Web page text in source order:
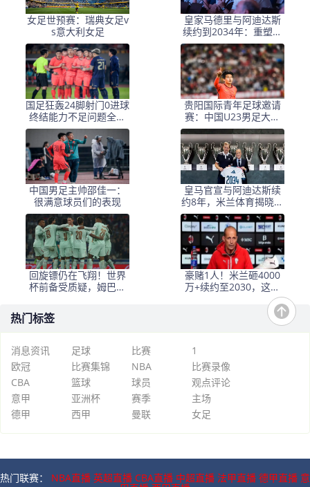
女足世预赛：瑞典女足v
s意大利女足
皇家马德里与阿迪达斯
续约到2034年：重塑俱
乐部商业与文化命运的
八年合同
国足狂轰24脚射门0进球
终结能力不足问题全面
爆发
贵阳国际青年足球邀请
赛：中国U23男足大胜
塔吉克斯坦U23男足
中国男足主帅邵佳一：
很满意球员们的表现
皇马官宣与阿迪达斯续
约8年，米兰体育揭晓合
作延续至2034年
回旋镖仍在飞翔！世界
杯前备受质疑，姆巴佩
豪赌1人！米兰砸4000
万+续约至2030，这步
热门标签
消息资讯 足球 比赛
1
欧冠
比赛集锦 NBA
比赛录像
CBA
篮球 球员
观点评论
意甲
亚洲杯 赛季
主场
德甲
西甲 曼联 女足
热门联赛： NBA直播 英超直播 CBA直播 中超直播 法甲直播 德甲直播 意